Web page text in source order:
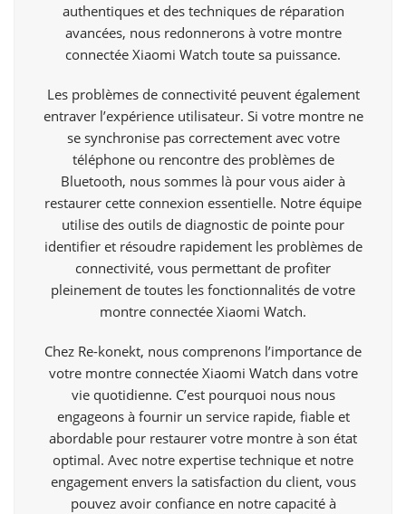
authentiques et des techniques de réparation
avancées, nous redonnerons à votre montre
connectée Xiaomi Watch toute sa puissance.
Les problèmes de connectivité peuvent également
entraver l’expérience utilisateur. Si votre montre ne
se synchronise pas correctement avec votre
téléphone ou rencontre des problèmes de
Bluetooth, nous sommes là pour vous aider à
restaurer cette connexion essentielle. Notre équipe
utilise des outils de diagnostic de pointe pour
identifier et résoudre rapidement les problèmes de
connectivité, vous permettant de profiter
pleinement de toutes les fonctionnalités de votre
montre connectée Xiaomi Watch.
Chez Re-konekt, nous comprenons l’importance de
votre montre connectée Xiaomi Watch dans votre
vie quotidienne. C’est pourquoi nous nous
engageons à fournir un service rapide, fiable et
abordable pour restaurer votre montre à son état
optimal. Avec notre expertise technique et notre
engagement envers la satisfaction du client, vous
pouvez avoir confiance en notre capacité à